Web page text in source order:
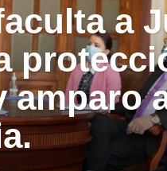
a
amparo